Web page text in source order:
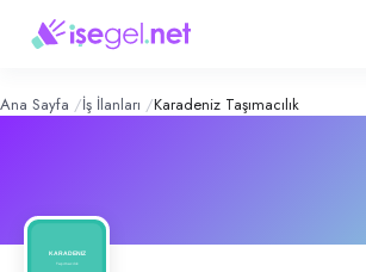
Taşımacılık –
Konum:
Karadeniz Taşımacılık, turizm ve personel
Ana Sayfa İş İlanları Karadeniz Taşımacılık